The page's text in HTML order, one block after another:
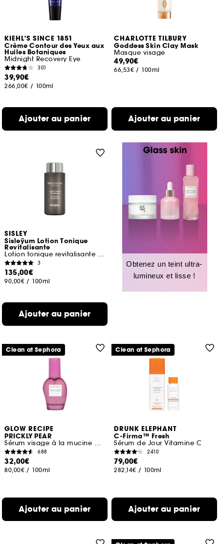
KIEHL'S SINCE 1851
Crème Contour des Yeux aux
Huiles Botaniques
Midnight Recovery Eye
301
39,90€
266,00€ / 100ml
Ajouter au panier
CHARLOTTE TILBURY
Goddess Skin Clay Mask
Masque visage
49,90€
66,53€ / 100ml
Ajouter au panier
SISLEY
Sisleÿum Lotion Tonique
Revitalisante
Lotion tonique revitalisante visage pour
3
135,00€
90,00€ / 100ml
Ajouter au panier
Obtenez un teint ultra-
lumineux et lisse !
GLOW RECIPE
PRICKLY PEAR
Sérum visage à la mucine peptidique
688
32,00€
80,00€ / 100ml
Ajouter au panier
Clean at Sephora
DRUNK ELEPHANT
C-Firma™ Fresh
Sérum de Jour Vitamine C
2410
79,00€
282,14€ / 100ml
Ajouter au panier
Clean at Sephora